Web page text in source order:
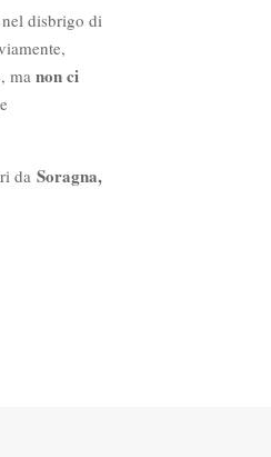
disbrigo di
ma non ci
da Soragna,